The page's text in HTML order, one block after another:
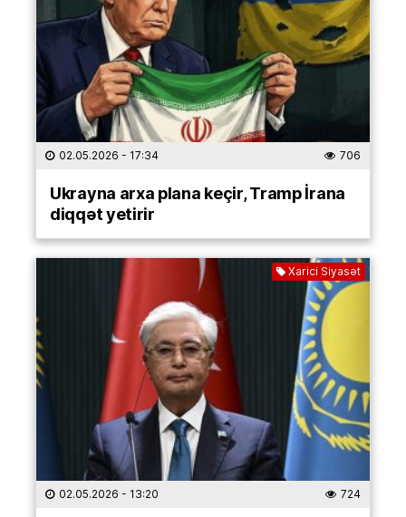
02.05.2026 - 17:34 706
Ukrayna arxa plana keçir, Tramp İrana
diqqət yetirir
Xarici Siyasət
02.05.2026 - 13:20 724